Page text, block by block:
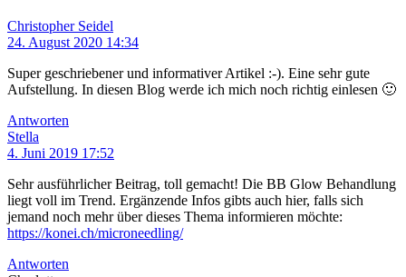
Christopher Seidel
24. August 2020 14:34
Super geschriebener und informativer Artikel :-). Eine sehr gute
Aufstellung. In diesen Blog werde ich mich noch richtig einlesen 🙂
Antworten
Stella
4. Juni 2019 17:52
Sehr ausführlicher Beitrag, toll gemacht! Die BB Glow Behandlung
liegt voll im Trend. Ergänzende Infos gibts auch hier, falls sich
jemand noch mehr über dieses Thema informieren möchte:
https://konei.ch/microneedling/
Antworten